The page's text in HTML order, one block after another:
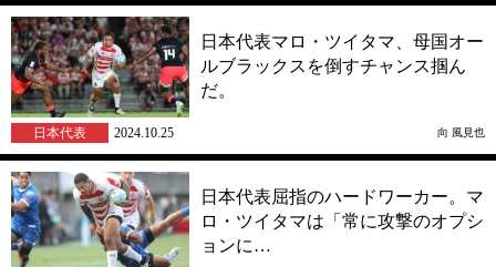
日本代表マロ・ツイタマ、母国オー
ルブラックスを倒すチャンス掴ん
だ。
日本代表 2024.10.25 向 風見也
日本代表屈指のハードワーカー。マ
ロ・ツイタマは「常に攻撃のオプシ
ョンに…